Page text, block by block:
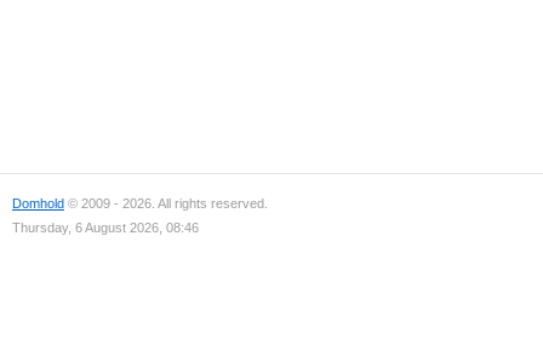
Domhold © 2009 - 2026. All rights reserved.
Thursday, 6 August 2026, 08:46